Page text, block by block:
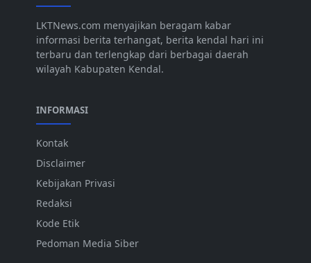
LKTNews.com menyajikan beragam kabar
informasi berita terhangat, berita kendal hari ini
terbaru dan terlengkap dari berbagai daerah
wilayah Kabupaten Kendal.
INFORMASI
Kontak
Disclaimer
Kebijakan Privasi
Redaksi
Kode Etik
Pedoman Media Siber